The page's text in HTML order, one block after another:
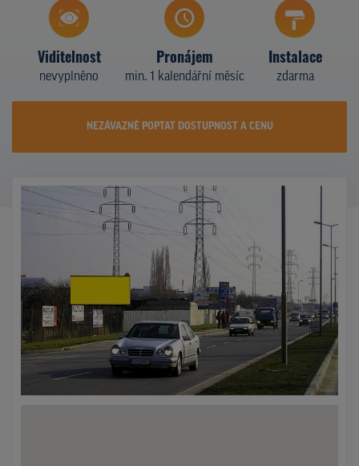
CENY
Z PRAXE
KDO JSME
PROMO AKCE
Viditelnost
nevyplněno
Pronájem
min. 1 kalendářní měsíc
Instalace
zdarma
NEZÁVAZNĚ POPTAT DOSTUPNOST A CENU